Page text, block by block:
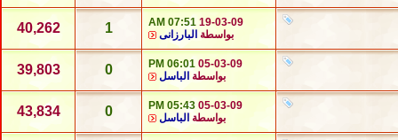
19-03-09
07:51 AM
بواسطة البارزانى 1
40,262
05-03-09
06:01 PM
بواسطة الباسل 0
39,803
05-03-09
05:43 PM
بواسطة الباسل 0
43,834